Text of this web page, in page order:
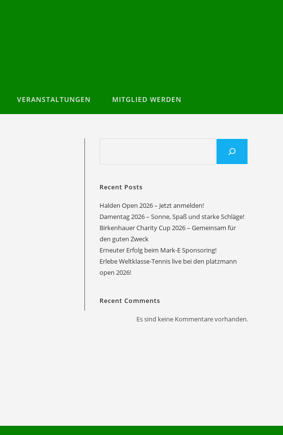
VERANSTALTUNGEN MITGLIED WERDEN
Office 365
Recent Posts
Halden Open 2026 – Jetzt anmelden!
Damentag 2026 – Sonne, Spaß und starke Schläge!
Birkenhauer Charity Cup 2026 – Gemeinsam für
den guten Zweck
Erneuter Erfolg beim Mark-E Sponsoring!
Erlebe Weltklasse-Tennis live bei den platzmann
open 2026!
Recent Comments
Es sind keine Kommentare vorhanden.